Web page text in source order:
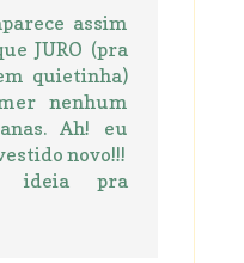
assim
JURO (pra
quietinha)
nenhum
Ah! eu
novo!!!
ideia pra